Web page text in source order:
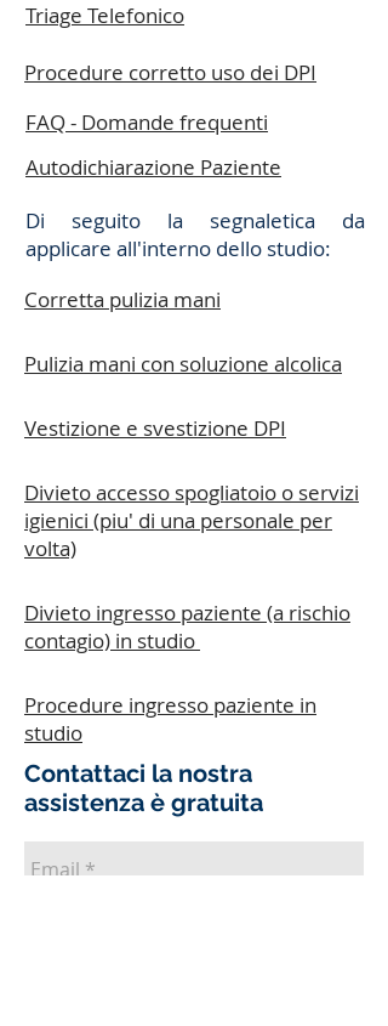
Triage Telefonico
Procedure corretto uso dei DPI
FAQ - Domande frequenti
Autodichiarazione Paziente
Di seguito la segnaletica da
applicare all'interno dello studio:
Corretta pulizia mani
Pulizia mani con soluzione alcolica
Vestizione e svestizione DPI
Divieto accesso spogliatoio o servizi
igienici (piu' di una personale per
volta)
Divieto ingresso paziente (a rischio
contagio) in studio
Procedure ingresso paziente in
studio
Contattaci la nostra
assistenza è gratuita